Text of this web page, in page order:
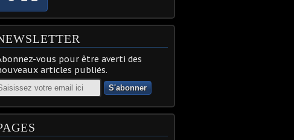
vous pour être averti des
articles publiés.